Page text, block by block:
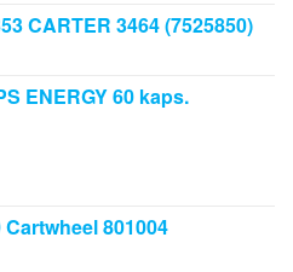
CARTER 3464 (7525850)
ENERGY 60 kaps.
801004